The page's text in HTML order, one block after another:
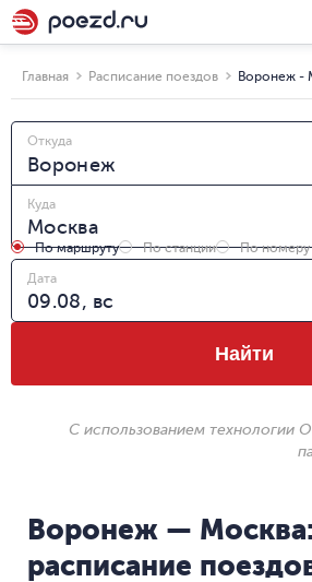
Главная Расписание поездов Воронеж -
Откуда
Куда
По маршруту По станции
По номеру
Дата
Найти
С использованием
Воронеж — Москва:
расписание